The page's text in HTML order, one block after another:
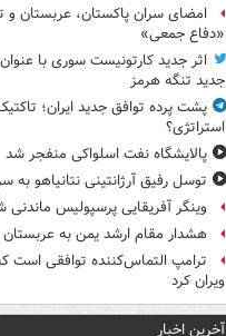
امضای سران پاکستان، عربستان و
«دفاع جمعی»
اثر جدید کارتونیست سوری با
جدید تنگه هرمز
پشت پرده توافق جدید ایران؛
استراتژی؟
پالایشگاه نفت اسلواکی منفجر شد
توسل رفیق آرژانتینی نتانیاهو به
وینگر آفریقایی پرسپولیس ماندنی
هشدار مقام ارشد یمن به
ترامپ التماس‌کننده توافقی است
ویران کرد
آخرین اخبار